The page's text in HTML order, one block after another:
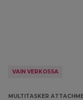
VAIN VERKOSSA
MULTITASKER